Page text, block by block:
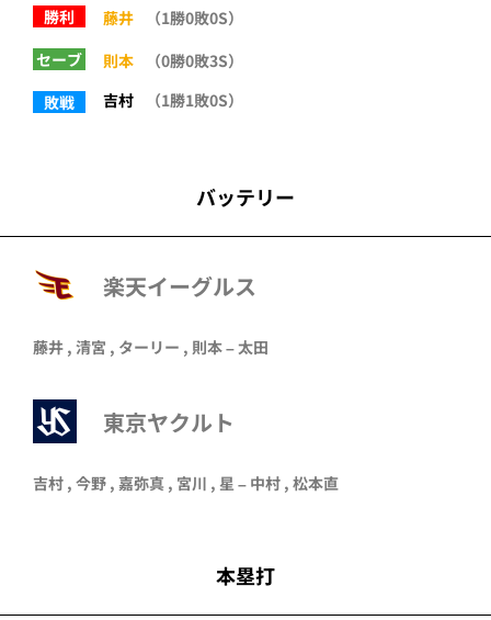
勝利 藤井
（1勝0敗0S）
セーブ
則本
（0勝0敗3S）
敗戦
吉村 （1勝1敗0S）
バッテリー
楽天イーグルス
藤井 , 清宮 , ターリー , 則本–太田
東京ヤクルト
吉村 , 今野 , 嘉弥真 , 宮川 , 星 – 中村 , 松本直
本塁打